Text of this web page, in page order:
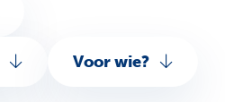
Voor wie?